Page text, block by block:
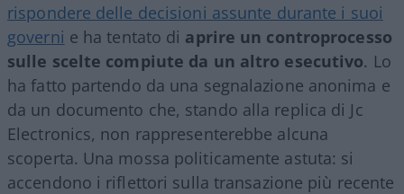
rispondere delle decisioni assunte durante i suoi
governi e ha tentato di aprire un controprocesso
sulle scelte compiute da un altro esecutivo. Lo
ha fatto partendo da una segnalazione anonima e
da un documento che, stando alla replica di Jc
Electronics, non rappresenterebbe alcuna
scoperta. Una mossa politicamente astuta: si
accendono i riflettori sulla transazione più recente